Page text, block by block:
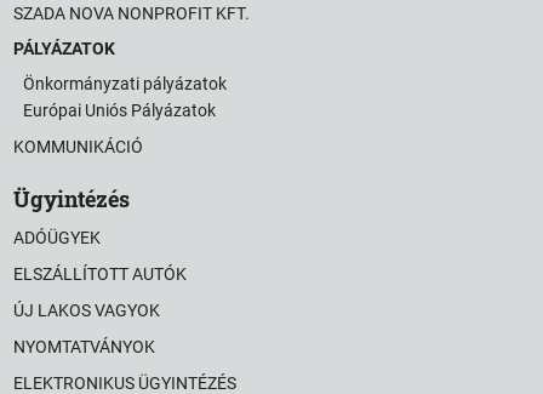
SZADA NOVA NONPROFIT KFT.
PÁLYÁZATOK
Önkormányzati pályázatok
Európai Uniós Pályázatok
KOMMUNIKÁCIÓ
Ügyintézés
ADÓÜGYEK
ELSZÁLLÍTOTT AUTÓK
ÚJ LAKOS VAGYOK
NYOMTATVÁNYOK
ELEKTRONIKUS ÜGYINTÉZÉS